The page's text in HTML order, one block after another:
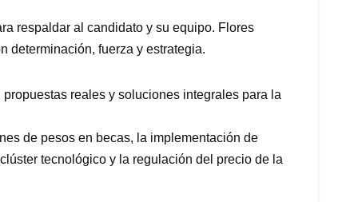
respaldar al candidato y su equipo. Flores
determinación, fuerza y estrategia.
reales y soluciones integrales para la
de pesos en becas, la implementación de
tecnológico y la regulación del precio de la